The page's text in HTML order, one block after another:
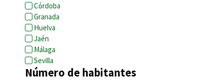
Córdoba
Granada
Huelva
Jaén
Málaga
Sevilla
Número de habitantes